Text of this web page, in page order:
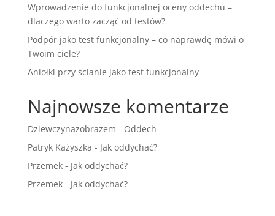
Wprowadzenie do funkcjonalnej oceny oddechu –
dlaczego warto zacząć od testów?
Podpór jako test funkcjonalny – co naprawdę mówi o
Twoim ciele?
Aniołki przy ścianie jako test funkcjonalny
Najnowsze komentarze
Dziewczynazobrazem - Oddech
Patryk Każyszka - Jak oddychać?
Przemek- Jak oddychać?
Przemek- Jak oddychać?